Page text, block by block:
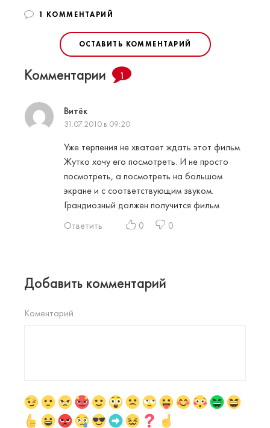
1 КОММЕНТАРИЙ
ОСТАВИТЬ КОММЕНТАРИЙ
Комментарии 1
Витёк
31.07.2010 в 09:20
Уже терпения не хватает ждать этот фильм.
Жутко хочу его посмотреть. И не просто
посмотреть, а посмотреть на большом
экране и с соответствующим звуком.
Грандиозный должен получится фильм
Ответить
0 0
Добавить комментарий
Коментарий